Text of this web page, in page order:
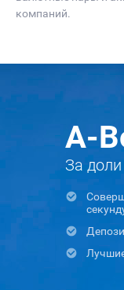
компаний.
A-
За